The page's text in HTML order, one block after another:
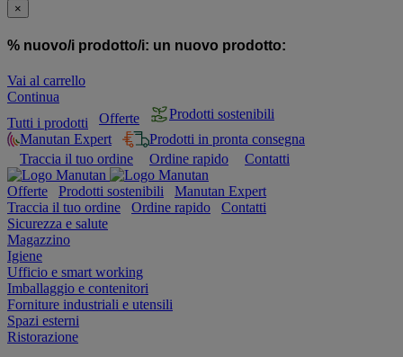
×
% nuovo/i prodotto/i: un nuovo prodotto:
Vai al carrello
Continua
Tutti i prodotti
Offerte
Prodotti sostenibili
Manutan Expert
Prodotti in pronta consegna
Traccia il tuo ordine
Ordine rapido Contatti
Offerte Prodotti sostenibili
Manutan Expert
Traccia il tuo ordine
Ordine rapido
Contatti
Sicurezza e salute
Magazzino
Igiene
Ufficio e smart working
Imballaggio e contenitori
Forniture industriali e utensili
Spazi esterni
Ristorazione